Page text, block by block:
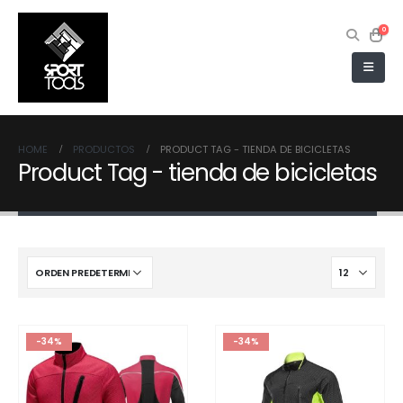
0
HOME PRODUCTOS PRODUCT TAG - TIENDA DE BICICLETAS
Product Tag - tienda de bicicletas
-34% -34%